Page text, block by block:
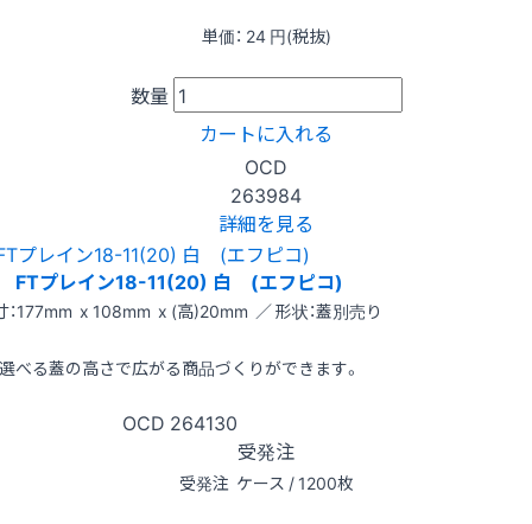
単価： 24 円(税抜)
数量
カートに入れる
OCD
263984
詳細を見る
FTプレイン18-11(20) 白 (エフピコ)
：177mm x 108mm x (高)20mm ／ 形状：蓋別売り
べる蓋の高さで広がる商品づくりができます。
OCD 264130
受発注
受発注 ケース / 1200枚